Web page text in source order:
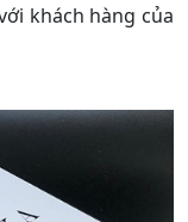
khách hàng của